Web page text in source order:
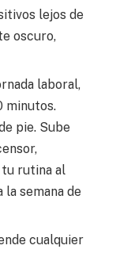
lejos de
oscuro,
laboral,
minutos.
pie. Sube
rutina al
semana de
cualquier